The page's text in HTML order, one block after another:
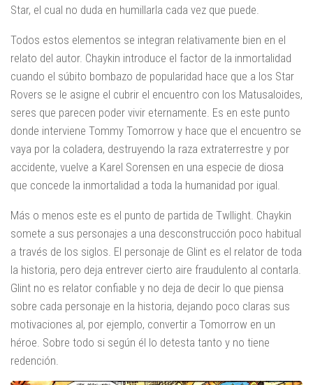
Star, el cual no duda en humillarla cada vez que puede.
Todos estos elementos se integran relativamente bien en el
relato del autor. Chaykin introduce el factor de la inmortalidad
cuando el súbito bombazo de popularidad hace que a los Star
Rovers se le asigne el cubrir el encuentro con los Matusaloides,
seres que parecen poder vivir eternamente. Es en este punto
donde interviene Tommy Tomorrow y hace que el encuentro se
vaya por la coladera, destruyendo la raza extraterrestre y por
accidente, vuelve a Karel Sorensen en una especie de diosa
que concede la inmortalidad a toda la humanidad por igual.
Más o menos este es el punto de partida de Twllight. Chaykin
somete a sus personajes a una desconstrucción poco habitual
a través de los siglos. El personaje de Glint es el relator de toda
la historia, pero deja entrever cierto aire fraudulento al contarla.
Glint no es relator confiable y no deja de decir lo que piensa
sobre cada personaje en la historia, dejando poco claras sus
motivaciones al, por ejemplo, convertir a Tomorrow en un
héroe. Sobre todo si según él lo detesta tanto y no tiene
redención.